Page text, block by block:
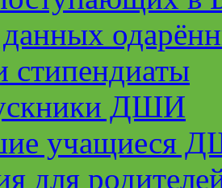
ДШИ
учащиеся
для